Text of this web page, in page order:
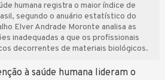
humana registra o maior índice de
segundo o anuário estatístico do
Elver Andrade Moronte analisa as
inadequadas a que os profissionais
decorrentes de materiais biológicos.
à saúde humana lideram o